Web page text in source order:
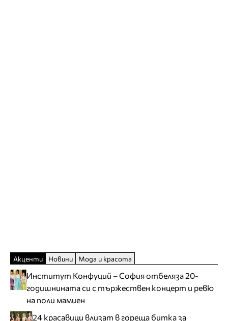
Акценти Новини Мода и красота
Институт Конфуций – София отбеляза 20-
годишнината си с тържествен концерт и ревю
на поли мамиен
24 красавици влизат в гореща битка за